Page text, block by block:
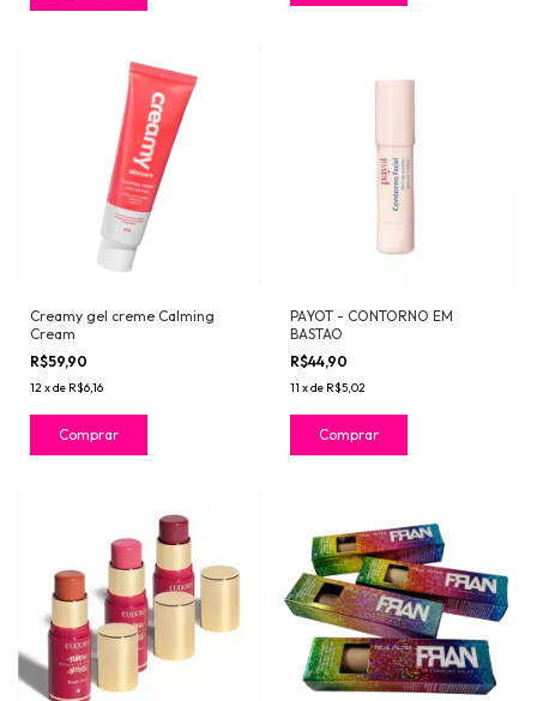
Creamy gel creme Calming
Cream
R$59,90
12xde R$6,16
PAYOT - CONTORNO EM
BASTAO
R$44,90
11 xde R$5,02
Comprar